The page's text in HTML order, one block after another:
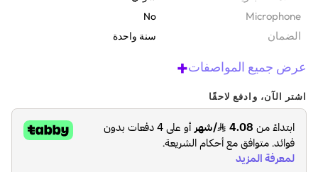
Microphone
No
الضمان‬ سنة واحدة
عرض جميع المواصفات+
اشتر الآن، وادفع لاحقًا